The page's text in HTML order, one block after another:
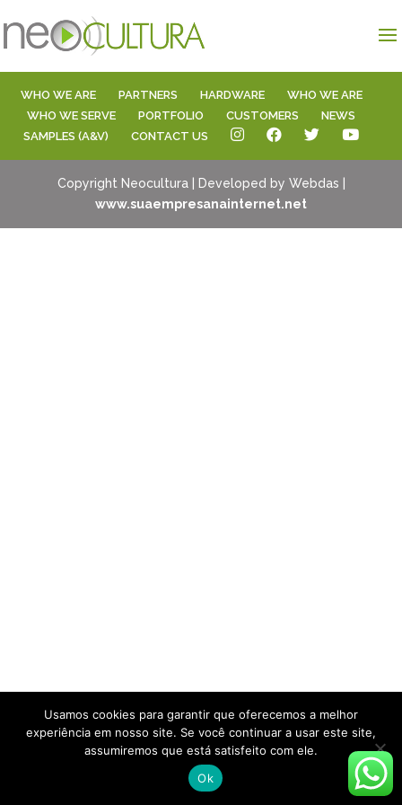
WHO WE ARE PARTNERS HARDWARE
WHO WE ARE
WHO WE SERVE
PORTFOLIO CUSTOMERS
NEWS
SAMPLES (A&V)
CONTACT US
Copyright Neocultura | Developed by Webdas |
www.suaempresanainternet.net
Usamos cookies para garantir que oferecemos a melhor
experiência em nosso site. Se você continuar a usar este site,
assumiremos que está satisfeito com ele.
Ok